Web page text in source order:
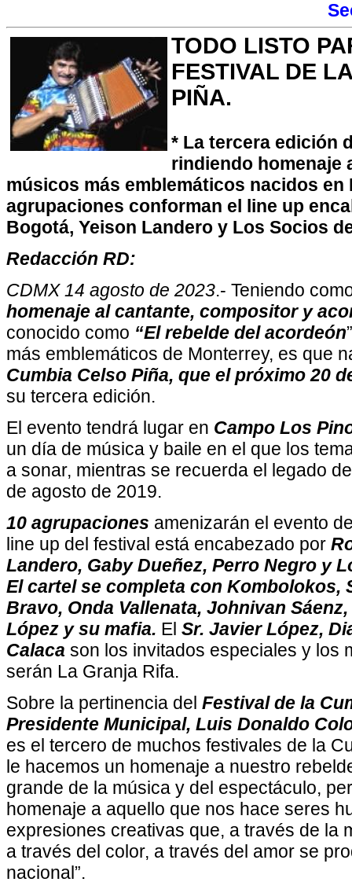
TODO LISTO
FESTIVAL DE
PIÑA.
* La tercera edición
rindiendo homenaje
músicos más emblemáticos nacidos en
agrupaciones conforman el line up
Bogotá, Yeison Landero y Los Socios
Redacción RD:
CDMX 14 agosto de 2023.- Teniendo
homenaje al cantante, compositor y
conocido como “El rebelde del acordeón
más emblemáticos de Monterrey, es que
Cumbia Celso Piña, que el próximo 20
su tercera edición.
El evento tendrá lugar en Campo Los
un día de música y baile en el que los
a sonar, mientras se recuerda el legado
de agosto de 2019.
10 agrupaciones amenizarán el evento
line up del festival está encabezado por
Landero, Gaby Dueñez, Perro Negro y
El cartel se completa con Kombolokos,
Bravo, Onda Vallenata, Johnivan
López y su mafia. El Sr. Javier López,
Calaca son los invitados especiales y los
serán La Granja Rifa.
Sobre la pertinencia del Festival de la
Presidente Municipal, Luis Donaldo
es el tercero de muchos festivales de la
le hacemos un homenaje a nuestro
grande de la música y del espectáculo,
homenaje a aquello que nos hace seres
expresiones creativas que, a través de la
a través del color, a través del amor se
nacional”.